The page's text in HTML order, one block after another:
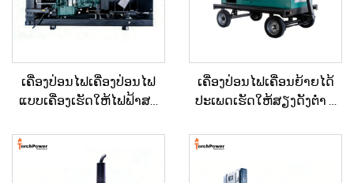
ເຄື່ອງປ່ອນໄຟເຄື່ອງປ່ອນໄຟ
ແບບເຄື່ອງເຮັດໃຫ້ໄຟຟ້າສະ
ອາຄານເພື່ອການຄ້າ ແລະ
ເຄື່ອງປ່ອນໄຟດີເຊວສຳລັບການ
ສະຫງາດໄຟສຳຮອງ
ເຄື່ອງປ່ອນໄຟເຄື່ອນຍ້າຍໄດ້
ປະເພດເຮັດໃຫ້ສຽງດັງຕ່ຳ ທີ່
ສຳລັບການໃຊ້ໃນເວລາฉຸກ